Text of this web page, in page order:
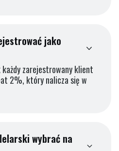
jako
każdy zarejestrowany klient
2%, który nalicza się w
wybrać na